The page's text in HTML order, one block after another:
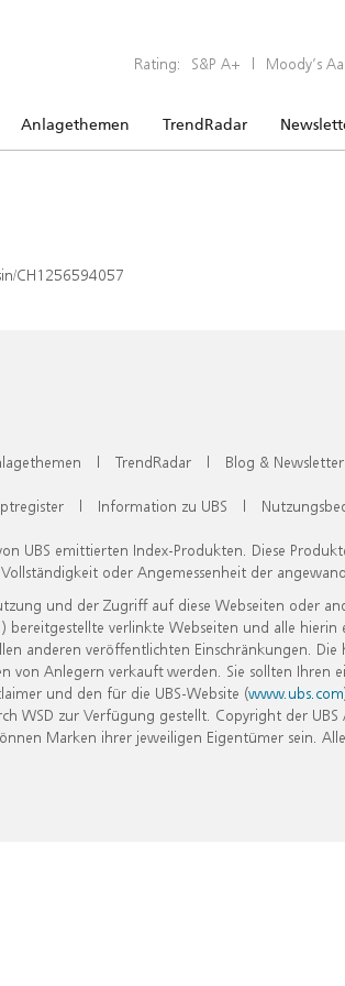
Rating: S&P A+ | Moody’s
Anlagethemen TrendRadar
CH1256594057
| TrendRadar | Blog & Newsletter
| Information zu UBS |
UBS emittierten Index-Produkten. Diese
oder Angemessenheit der
und der Zugriff auf diese Webseiten oder
verlinkte Webseiten und alle
anderen veröffentlichten Einschränkungen.
Anlegern verkauft werden. Sie sollten Ihren
und den für die UBS-Website (www.ubs.com
zur Verfügung gestellt. Copyright der
Marken ihrer jeweiligen Eigentümer sein.